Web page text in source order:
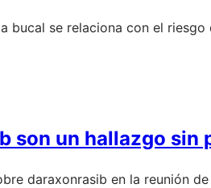
se relaciona con el
son un hallazgo sin
daraxonrasib en la reunión